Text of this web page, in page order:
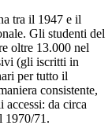
tra il 1947 e il
Gli studenti del
oltre 13.000 nel
(gli iscritti in
per tutto il
consistente,
da circa
1970/71.